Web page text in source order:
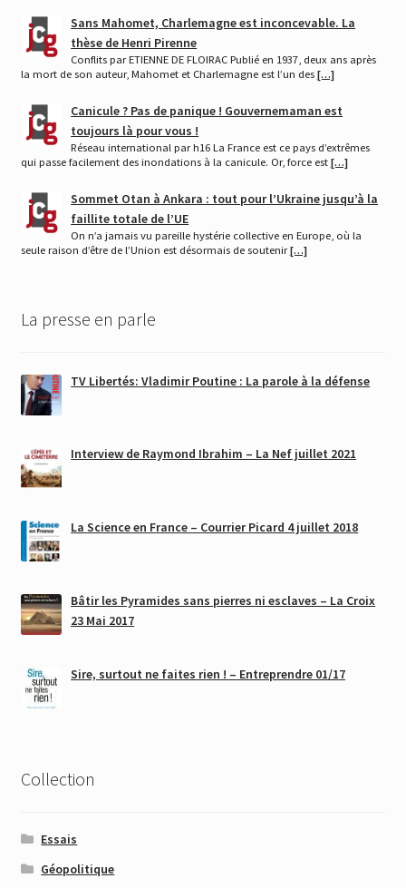
Sans Mahomet, Charlemagne est inconcevable. La
thèse de Henri Pirenne
Conflits par ETIENNE DE FLOIRAC Publié en 1937, deux ans après
la mort de son auteur, Mahomet et Charlemagne est l’un des […]
Canicule ? Pas de panique ! Gouvernemaman est
toujours là pour vous !
Réseau international par h16 La France est ce pays d’extrêmes
qui passe facilement des inondations à la canicule. Or, force est […]
Sommet Otan à Ankara : tout pour l’Ukraine jusqu’à la
faillite totale de l’UE
On n’a jamais vu pareille hystérie collective en Europe, où la
seule raison d’être de l’Union est désormais de soutenir[…]
La presse en parle
TV Libertés: Vladimir Poutine : La parole à la défense
Interview de Raymond Ibrahim – La Nef juillet 2021
La Science en France – Courrier Picard 4 juillet 2018
Bâtir les Pyramides sans pierres ni esclaves – La Croix
23 Mai 2017
Sire, surtout ne faites rien ! – Entreprendre 01/17
Collection
Essais
Géopolitique